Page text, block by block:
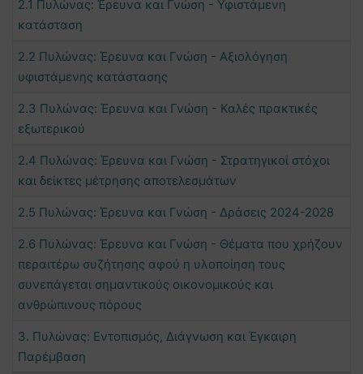
2.1 Πυλώνας: Έρευνα και Γνώση - Υφιστάμενη
κατάσταση
2.2 Πυλώνας: Έρευνα και Γνώση - Αξιολόγηση
υφιστάμενης κατάστασης
2.3 Πυλώνας: Έρευνα και Γνώση - Καλές πρακτικές
εξωτερικού
2.4 Πυλώνας: Έρευνα και Γνώση - Στρατηγικοί στόχοι
και δείκτες μέτρησης αποτελεσμάτων
2.5 Πυλώνας: Έρευνα και Γνώση - Δράσεις 2024-2028
2.6 Πυλώνας: Έρευνα και Γνώση - Θέματα που χρήζουν
περαιτέρω συζήτησης αφού η υλοποίηση τους
συνεπάγεται σημαντικούς οικονομικούς και
ανθρώπινους πόρους
3. Πυλώνας: Εντοπισμός, Διάγνωση και Έγκαιρη
Παρέμβαση